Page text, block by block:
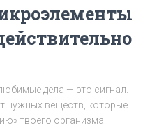
дела — это сигнал.
нужных веществ, которые
твоего организма.